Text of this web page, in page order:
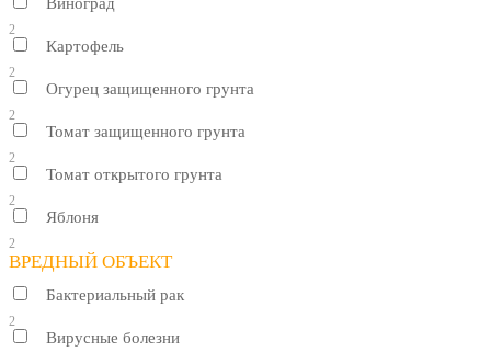
2
Картофель
2
Огурец защищенного грунта
2
Томат защищенного грунта
2
Томат открытого грунта
2
Яблоня
2
ВРЕДНЫЙ ОБЪЕКТ
Бактериальный рак
2
Вирусные болезни